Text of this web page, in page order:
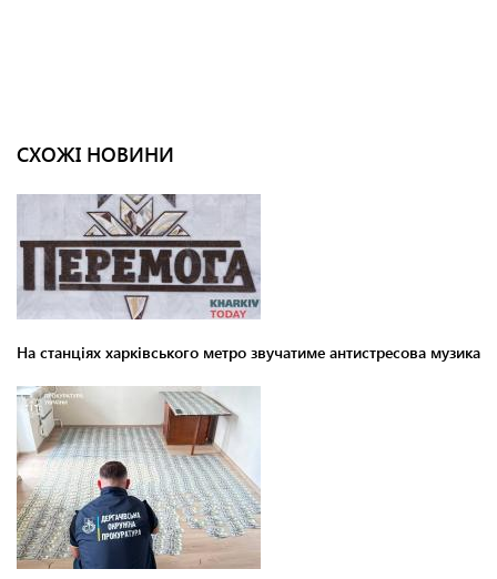
СХОЖІ НОВИНИ
На станціях харківського метро звучатиме антистресова музика